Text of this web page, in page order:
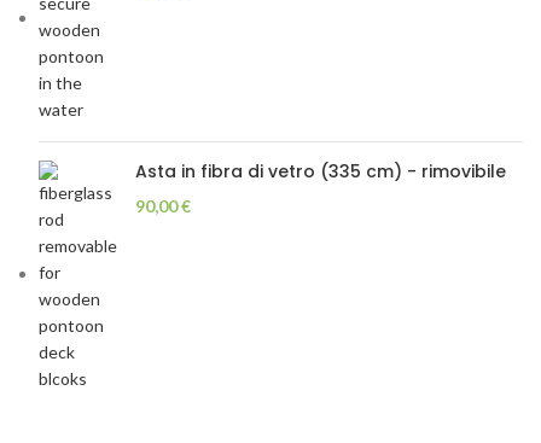
Asta in fibra di vetro (335 cm) - rimovibile
90,00€